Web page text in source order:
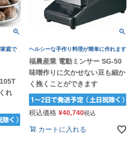
庭で
れ
ヘルシーな手作り料理が簡単に作れます
福農産業 電動ミンサー SG-50
味噌作りに欠かせない豆も細か
く挽くことができます
税込価格 ¥40,740税込
カートに入れる